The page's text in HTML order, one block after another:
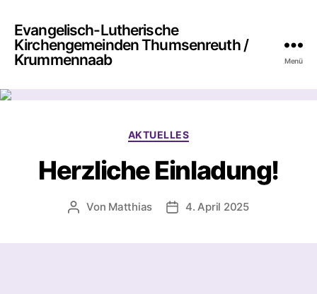
Evangelisch-Lutherische
Kirchengemeinden Thumsenreuth /
Krummennaab
Menü
Kategorien
AKTUELLES
Herzliche Einladung!
Beitragsautor
Von Matthias Beitragsdatum
4. April 2025